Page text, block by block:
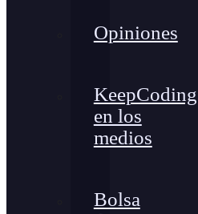
Opiniones
KeepCoding
en los
medios
Bolsa